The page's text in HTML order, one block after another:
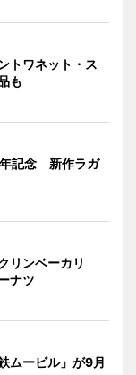
トワネット・ス
も
年記念 新作ラガ
リンベーカリ
ナツ
ムービル」が9月